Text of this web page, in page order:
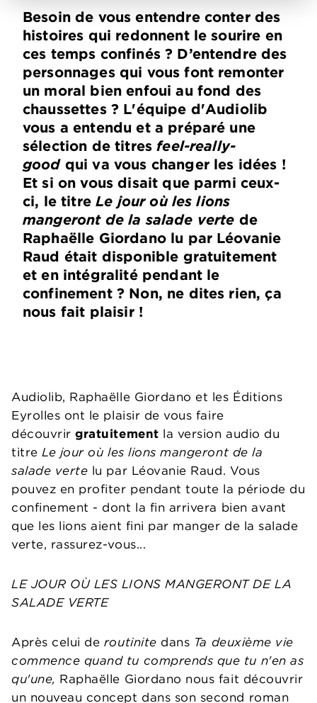
Besoin de vous entendre conter des
histoires qui redonnent le sourire en
ces temps confinés ? D’entendre des
personnages qui vous font remonter
un moral bien enfoui au fond des
chaussettes ? L'équipe d'Audiolib
vous a entendu et a préparé une
sélection de titres feel-really-
good qui va vous changer les idées !
Et si on vous disait que parmi ceux-
ci, le titreLe jour où les lions
mangeront de la salade verte de
Raphaëlle Giordano lu par Léovanie
Raud était disponible gratuitement
et en intégralité pendant le
confinement ? Non, ne dites rien, ça
nous fait plaisir !
Audiolib, Raphaëlle Giordano et les Éditions
Eyrolles ont le plaisir de vous faire
découvrirgratuitement la version audio du
titreLe jour où les lions mangeront de la
salade verte lu par Léovanie Raud. Vous
pouvez en profiter pendant toute la période du
confinement - dont la fin arrivera bien avant
que les lions aient fini par manger de la salade
verte, rassurez-vous...
LE JOUR OÙ LES LIONS MANGERONT DE LA
SALADE VERTE
Après celui de routinite dans Ta deuxième vie
commence quand tu comprends que tu n'en as
qu'une, Raphaëlle Giordano nous fait découvrir
un nouveau concept dans son second roman